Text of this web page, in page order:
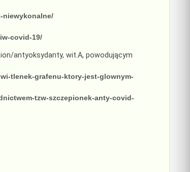
niewykonalne/
covid-19/
antyoksydanty, wit.A, powodującym
tlenek-grafenu-ktory-jest-glownym-
tzw-szczepionek-anty-covid-